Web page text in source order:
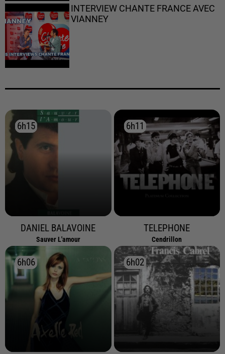
INTERVIEW CHANTE FRANCE AVEC
VIANNEY
6h15
6h15
DANIEL BALAVOINE
Sauver L'amour
6h11
6h11
TELEPHONE
Cendrillon
6h06
6h06 6h02
6h02